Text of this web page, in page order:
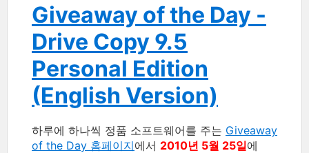
Giveaway of the Day -
Drive Copy 9.5
Personal Edition
(English Version)
하루에 하나씩 정품 소프트웨어를 주는 Giveaway
of the Day 홈페이지에서 2010년 5월 25일에